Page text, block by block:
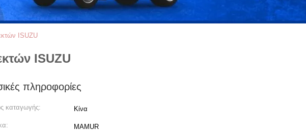
ISUZU
ISUZU
πληροφορίες
καταγωγής: Κίνα
MAMUR